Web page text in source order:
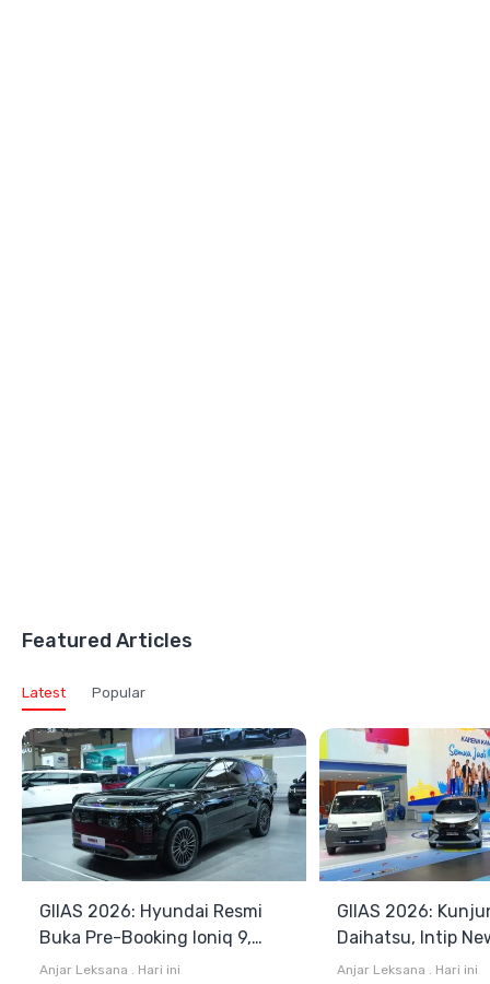
Featured Articles
Latest Popular
GIIAS 2026: Hyundai Resmi
Buka Pre-Booking Ioniq 9,
Harga Mulai Rp1,49 Miliar
Anjar Leksana . Hari ini
GIIAS 2026:
Daihatsu, Intip
Terios SE hingga
Anjar Leksana . Hari ini